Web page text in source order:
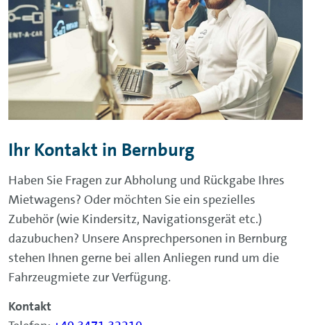
Ihr Kontakt in Bernburg
Haben Sie Fragen zur Abholung und Rückgabe Ihres
Mietwagens? Oder möchten Sie ein spezielles
Zubehör (wie Kindersitz, Navigationsgerät etc.)
dazubuchen? Unsere Ansprechpersonen in Bernburg
stehen Ihnen gerne bei allen Anliegen rund um die
Fahrzeugmiete zur Verfügung.
Kontakt